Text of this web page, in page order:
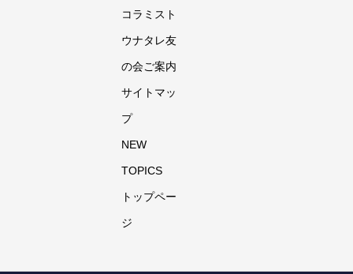
コラミスト
ウナタレ友
の会ご案内
サイトマッ
プ
NEW
TOPICS
トップペー
ジ